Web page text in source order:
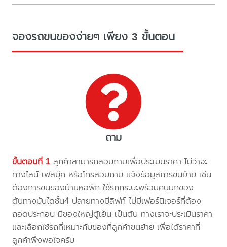
จองรถขนของง่ายๆ เพียง 3 ขั้นตอน
ถาม
ขั้นตอนที่ 1 ลูกค้าสามารถสอบถามเพื่อประเมินราคา ไม่ว่าจะ
ทางไลน์ เฟสบุ๊ค หรือโทรสอบถาม แจ้งข้อมูลการขนย้าย เช่น
ต้องการขนของย้ายหอพัก ใช้รถกระบะพร้อมคนยกของ
ต้นทางบันไดชั้น4 ปลายทางมีลิฟท์ ไม่มีเฟอร์นิเจอร์ที่ต้อง
ถอดประกอบ มีของใหญ่ตู้เย็น เป็นต้น ทางเราจะประเมินราคา
และเลือกใช้รถที่เหมาะกับของที่ลูกค้าขนย้าย เพื่อได้ราคาที่
ลูกค้าพึงพอใจครับ